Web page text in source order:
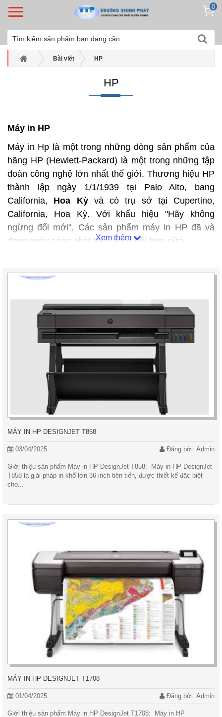
0
Bài viết HP
HP
Máy in HP
Máy in Hp là một trong những dòng sản phẩm của
hãng HP (Hewlett-Packard) là một trong những tập
đoàn công nghệ lớn nhất thế giới. Thương hiệu HP
thành lập ngày 1/1/1939 tại Palo Alto, bang
California, Hoa Kỳvà có trụ sở tại Cupertino,
California, Hoa Kỳ. Với khẩu hiệu "Hãy không
ngừng đổi mới". Các sản phẩm máy in HP đã và
đang ngày càng phát triển vượt trội hơn nữa.
Xem thêm
MÁY IN HP DESIGNJET T858
03/04/2025 Đăng bởi: Admin
Giới thiệu sản phẩm Máy in HP DesignJet T858: Máy in HP DesignJet
T858 là giải pháp in khổ lớn 36 inch tiên tiến, được thiết kế đặc biệt
cho...
MÁY IN HP DESIGNJET T1708
01/04/2025 Đăng bởi: Admin
Giới thiệu sản phẩm Máy in HP DesignJet T1708: Máy in HP